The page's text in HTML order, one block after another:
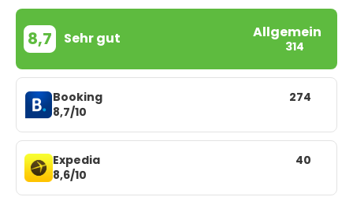
8,7 Sehr gut Allgemein
314
Booking
8,7/10
274
Expedia
8,6/10
40